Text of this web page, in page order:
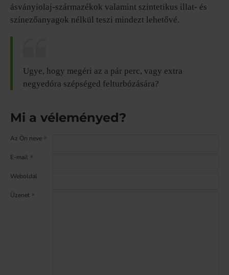
ásványiolaj-származékok valamint szintetikus illat- és
színezőanyagok nélkül teszi mindezt lehetővé.
Ugye, hogy megéri az a pár perc, vagy extra
negyedóra szépséged felturbózására?
Mi a véleményed?
Az Ön neve
E-mail
Weboldal
Üzenet